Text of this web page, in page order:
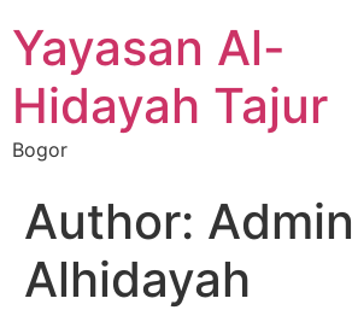
Yayasan Al-
Hidayah Tajur
Bogor
Author: Admin
Alhidayah